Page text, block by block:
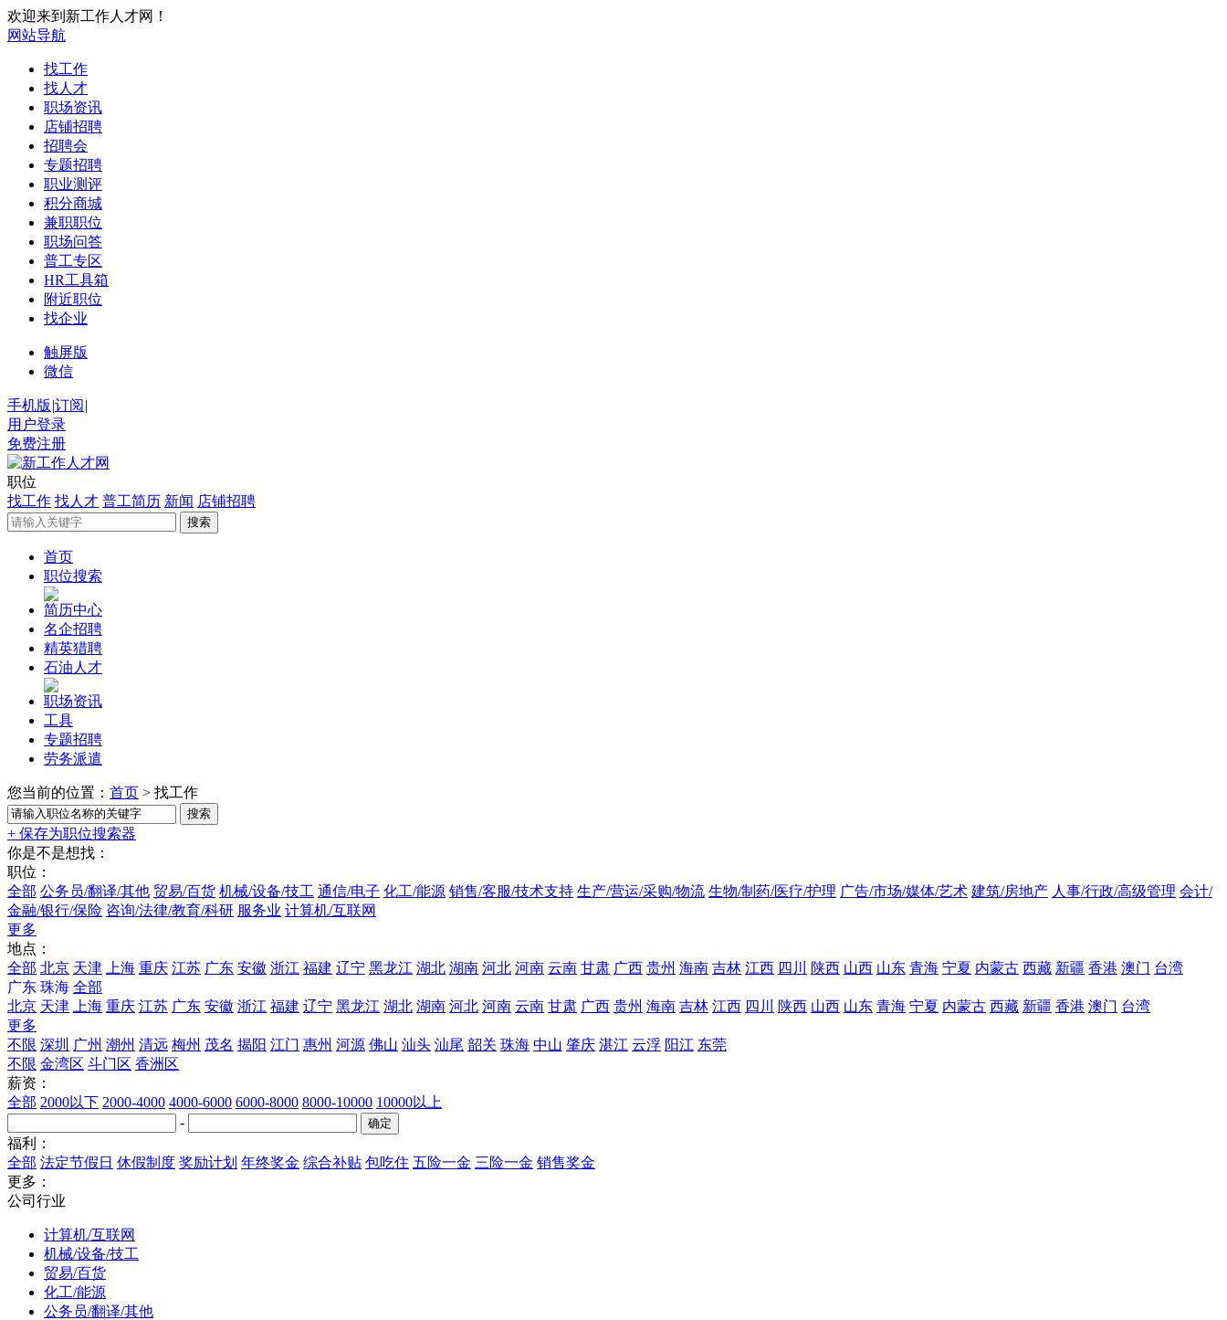
欢迎来到新工作人才网！
网站导航
找工作
找人才
职场资讯
店铺招聘
招聘会
专题招聘
职业测评
积分商城
兼职职位
职场问答
普工专区
HR工具箱
附近职位
找企业
触屏版
微信
手机版 |订阅 |
用户登录
免费注册
职位
找工作 找人才 普工简历 新闻 店铺招聘
首页
职位搜索
简历中心
名企招聘
精英猎聘
石油人才
职场资讯
工具
专题招聘
劳务派遣
您当前的位置： 首页 > 找工作
+ 保存为职位搜索器
你是不是想找：
职位：
全部 公务员/翻译/其他 贸易/百货 机械/设备/技工 通信/电子 化工/能源 销售/客服/技术支持 生产/营运/采购/物流 生物/制药/医疗/护理 广告/市场/媒体/艺术 建筑/房地产 人事/行政/高级管理 会计/
金融/银行/保险 咨询/法律/教育/科研 服务业 计算机/互联网
更多
地点：
全部 北京 天津 上海 重庆 江苏 广东 安徽 浙江 福建 辽宁 黑龙江 湖北 湖南 河北 河南 云南 甘肃 广西 贵州 海南 吉林 江西 四川 陕西 山西 山东 青海 宁夏 内蒙古 西藏 新疆 香港 澳门 台湾
广东 珠海 全部
北京 天津 上海 重庆 江苏 广东 安徽 浙江 福建 辽宁 黑龙江 湖北 湖南 河北 河南 云南 甘肃 广西 贵州 海南 吉林 江西 四川 陕西 山西 山东 青海 宁夏 内蒙古 西藏 新疆 香港 澳门 台湾
更多
不限 深圳 广州 潮州 清远 梅州 茂名 揭阳 江门 惠州 河源 佛山 汕头 汕尾 韶关 珠海 中山 肇庆 湛江 云浮 阳江 东莞
不限 金湾区 斗门区 香洲区
薪资：
全部 2000以下 2000-4000 4000-6000 6000-8000 8000-10000 10000以上
-
福利：
全部 法定节假日 休假制度 奖励计划 年终奖金 综合补贴 包吃住 五险一金 三险一金 销售奖金
更多：
公司行业
计算机/互联网
机械/设备/技工
贸易/百货
化工/能源
公务员/翻译/其他